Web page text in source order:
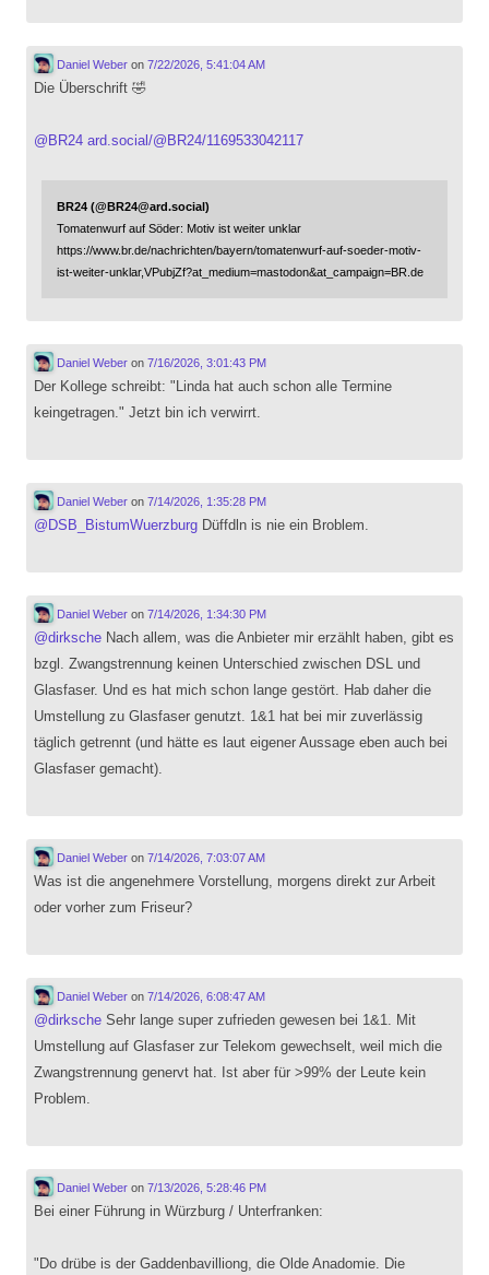
Daniel Weberon 7/22/2026, 5:41:04 AM
Die Überschrift 🤣
@ BR24 ard.social/@BR24/1169533042117
BR24 (@BR24@ard.social)
Tomatenwurf auf Söder: Motiv ist weiter unklar
https://www.br.de/nachrichten/bayern/tomatenwurf-auf-soeder-motiv-
ist-weiter-unklar,VPubjZf?at_medium=mastodon&at_campaign=BR.de
Daniel Weberon 7/16/2026, 3:01:43 PM
Der Kollege schreibt: "Linda hat auch schon alle Termine
keingetragen." Jetzt bin ich verwirrt.
Daniel Weberon 7/14/2026, 1:35:28 PM
@ DSB_BistumWuerzburg Düffdln is nie ein Broblem.
Daniel Weberon 7/14/2026, 1:34:30 PM
@dirksche Nach allem, was die Anbieter mir erzählt haben, gibt es
bzgl. Zwangstrennung keinen Unterschied zwischen DSL und
Glasfaser. Und es hat mich schon lange gestört. Hab daher die
Umstellung zu Glasfaser genutzt. 1&1 hat bei mir zuverlässig
täglich getrennt (und hätte es laut eigener Aussage eben auch bei
Glasfaser gemacht).
Daniel Weberon 7/14/2026, 7:03:07 AM
Was ist die angenehmere Vorstellung, morgens direkt zur Arbeit
oder vorher zum Friseur?
Daniel Weberon 7/14/2026, 6:08:47 AM
@dirksche Sehr lange super zufrieden gewesen bei 1&1. Mit
Umstellung auf Glasfaser zur Telekom gewechselt, weil mich die
Zwangstrennung genervt hat. Ist aber für >99% der Leute kein
Problem.
Daniel Weberon 7/13/2026, 5:28:46 PM
Bei einer Führung in Würzburg / Unterfranken:
"Do drübe is der Gaddenbavilliong, die Olde Anadomie. Die